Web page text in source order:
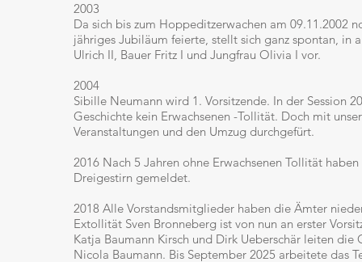
2003
Da sich bis zum Hoppeditzerwachen am 09.11.2002
jähriges Jubiläum feierte, stellt sich ganz spontan, in
Ulrich II, Bauer Fritz I und Jungfrau Olivia I vor.
2004
Sibille Neumann wird 1. Vorsitzende. In der Session
Geschichte kein Erwachsenen -Tollität. Doch mit
Veranstaltungen und den Umzug durchgefürt.
2016 Nach 5 Jahren ohne Erwachsenen Tollität
Dreigestirn gemeldet.
2018 Alle Vorstandsmitglieder haben die Ämter
Extollität Sven Bronneberg ist von nun an erster
Katja Baumann Kirsch und Dirk Ueberschär leiten
Nicola Baumann. Bis September 2025 arbeitete das